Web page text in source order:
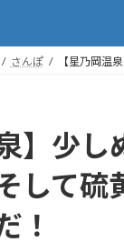
さんぽ 【星乃岡温
】少
して硫
！